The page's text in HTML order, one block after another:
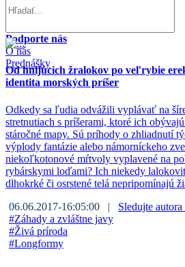
Podporte nás
O nás
Prednášky
Od hnijúcich žralokov po veľrybie
identita morských príšer
Odkedy sa ľudia odvážili vyplávať na
stretnutiach s príšerami, ktoré ich
stáročné mapy. Sú príhody o zhliadnutí
výplody fantázie alebo námorníckeho
niekoľkotonové mŕtvoly vyplavené na
rybárskymi loďami? Ich niekedy
dlhokrké či osrstené telá nepripomínajú
06.06.2017-16:05:00 | Sledujte
#Záhady a zvláštne javy
#Živá príroda
#Longformy